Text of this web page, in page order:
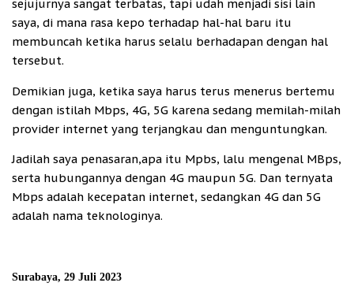
sejujurnya sangat terbatas, tapi udah menjadi sisi lain
saya, di mana rasa kepo terhadap hal-hal baru itu
membuncah ketika harus selalu berhadapan dengan hal
tersebut.
Demikian juga, ketika saya harus terus menerus bertemu
dengan istilah Mbps, 4G, 5G karena sedang memilah-milah
provider internet yang terjangkau dan menguntungkan.
Jadilah saya penasaran,apa itu Mpbs, lalu mengenal MBps,
serta hubungannya dengan 4G maupun 5G. Dan ternyata
Mbps adalah kecepatan internet, sedangkan 4G dan 5G
adalah nama teknologinya.
Surabaya, 29 Juli 2023